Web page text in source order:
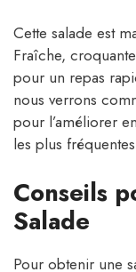
Cette salade est
Fraîche,
pour un repas
nous verrons
pour l’améliorer
les plus
Conseils
Salade
Pour obtenir une